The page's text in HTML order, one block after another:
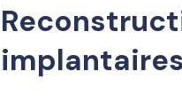
implantaires